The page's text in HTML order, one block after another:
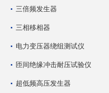
三倍频发生器
三相移相器
电力变压器绕组测试仪
匝间绝缘冲击耐压试验仪
超低频高压发生器